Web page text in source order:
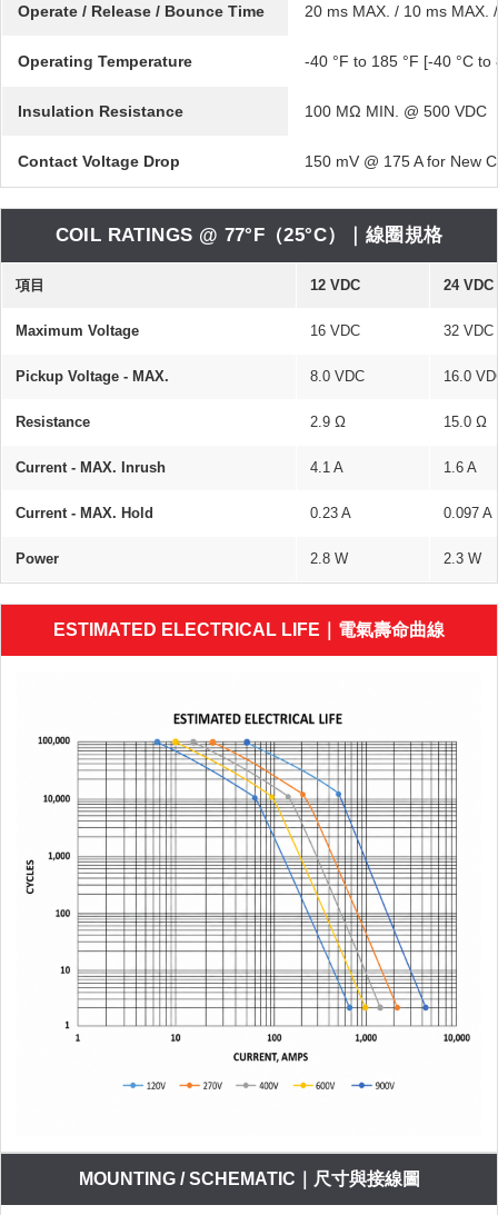
Operate / Release / Bounce Time 20 ms MAX. / 10 ms MAX.
Operating Temperature -40 °F to 185 °F [-40 °C to
Insulation Resistance 100 MΩ MIN. @ 500 VDC
Contact Voltage Drop 150 mV @ 175 A for New
COIL RATINGS @ 77°F（25°C）｜線圈規格
項目 12 VDC 24 VDC
Maximum Voltage 16 VDC 32 VDC
Pickup Voltage - MAX. 8.0 VDC 16.0
Resistance 2.9 Ω 15.0 Ω
Current - MAX. Inrush 4.1 A 1.6 A
Current - MAX. Hold 0.23 A 0.097 A
Power 2.8 W 2.3 W
ESTIMATED ELECTRICAL LIFE｜電氣壽命曲線
MOUNTING / SCHEMATIC｜尺寸與接線圖